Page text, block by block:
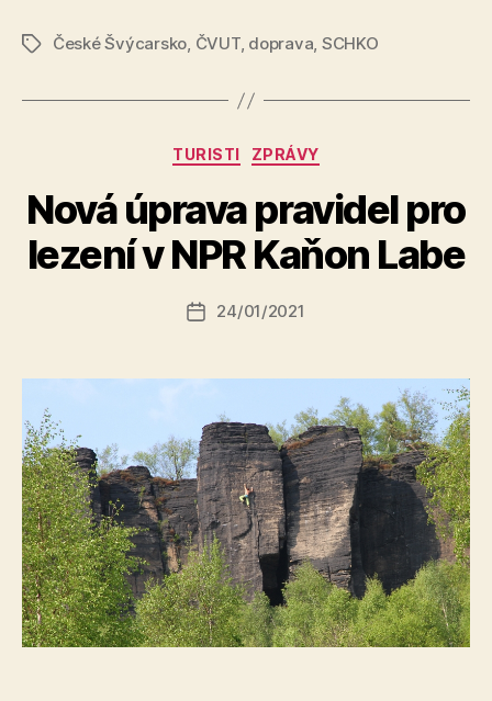
ŠtítkyČeské Švýcarsko, ČVUT, doprava, SCHKO
Rubriky
TURISTI ZPRÁVY
Nová úprava pravidel pro
lezení v NPR Kaňon Labe
Autor
příspěvku
u
o
a
s
Datum
24/01/2021